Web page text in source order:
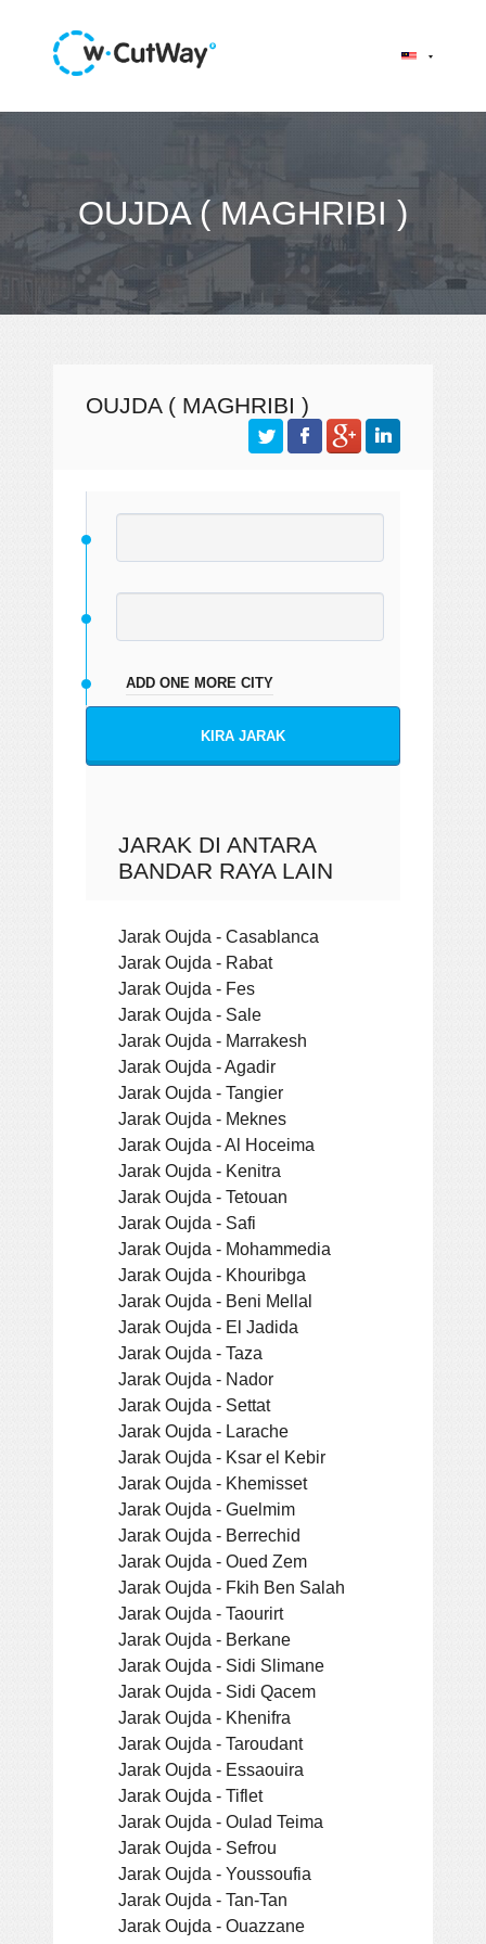
OUJDA ( MAGHRIBI )
OUJDA ( MAGHRIBI )
ADD ONE MORE CITY
KIRA JARAK
JARAK DI ANTARA
BANDAR RAYA LAIN
Jarak Oujda - Casablanca
Jarak Oujda - Rabat
Jarak Oujda - Fes
Jarak Oujda - Sale
Jarak Oujda - Marrakesh
Jarak Oujda - Agadir
Jarak Oujda - Tangier
Jarak Oujda - Meknes
Jarak Oujda - Al Hoceima
Jarak Oujda - Kenitra
Jarak Oujda - Tetouan
Jarak Oujda - Safi
Jarak Oujda - Mohammedia
Jarak Oujda - Khouribga
Jarak Oujda - Beni Mellal
Jarak Oujda - El Jadida
Jarak Oujda - Taza
Jarak Oujda - Nador
Jarak Oujda - Settat
Jarak Oujda - Larache
Jarak Oujda - Ksar el Kebir
Jarak Oujda - Khemisset
Jarak Oujda - Guelmim
Jarak Oujda - Berrechid
Jarak Oujda - Oued Zem
Jarak Oujda - Fkih Ben Salah
Jarak Oujda - Taourirt
Jarak Oujda - Berkane
Jarak Oujda - Sidi Slimane
Jarak Oujda - Sidi Qacem
Jarak Oujda - Khenifra
Jarak Oujda - Taroudant
Jarak Oujda - Essaouira
Jarak Oujda - Tiflet
Jarak Oujda - Oulad Teima
Jarak Oujda - Sefrou
Jarak Oujda - Youssoufia
Jarak Oujda - Tan-Tan
Jarak Oujda - Ouazzane